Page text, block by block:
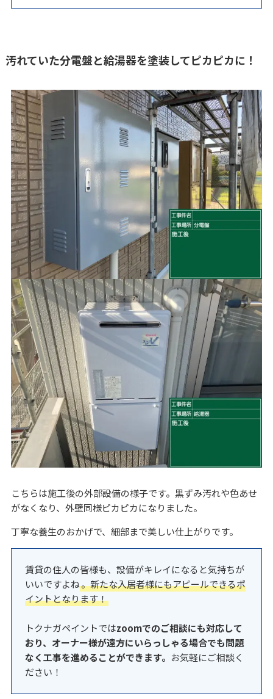
汚れていた分電盤と給湯器を塗装してピカピカに！
こちらは施工後の外部設備の様子です。黒ずみ汚れや色あせ
がなくなり、外壁同様ピカピカになりました。
丁寧な養生のおかげで、細部まで美しい仕上がりです。
賃貸の住人の皆様も、設備がキレイになると気持ちが
いいですよね。新たな入居者様にもアピールできるポ
イントとなります！
トクナガペイントではzoomでのご相談にも対応して
おり、オーナー様が遠方にいらっしゃる場合でも問題
なく工事を進めることができます。 お気軽にご相談く
ださい！